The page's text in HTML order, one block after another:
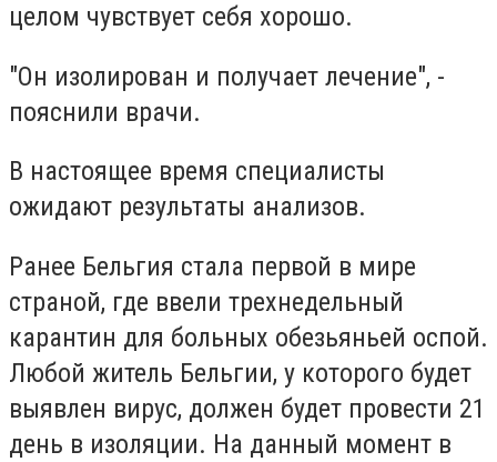
целом чувствует себя хорошо.
"Он изолирован и получает лечение", -
пояснили врачи.
В настоящее время специалисты
ожидают результаты анализов.
Ранее Бельгия стала первой в мире
страной, где ввели трехнедельный
карантин для больных обезьяньей оспой.
Любой житель Бельгии, у которого будет
выявлен вирус, должен будет провести 21
день в изоляции. На данный момент в